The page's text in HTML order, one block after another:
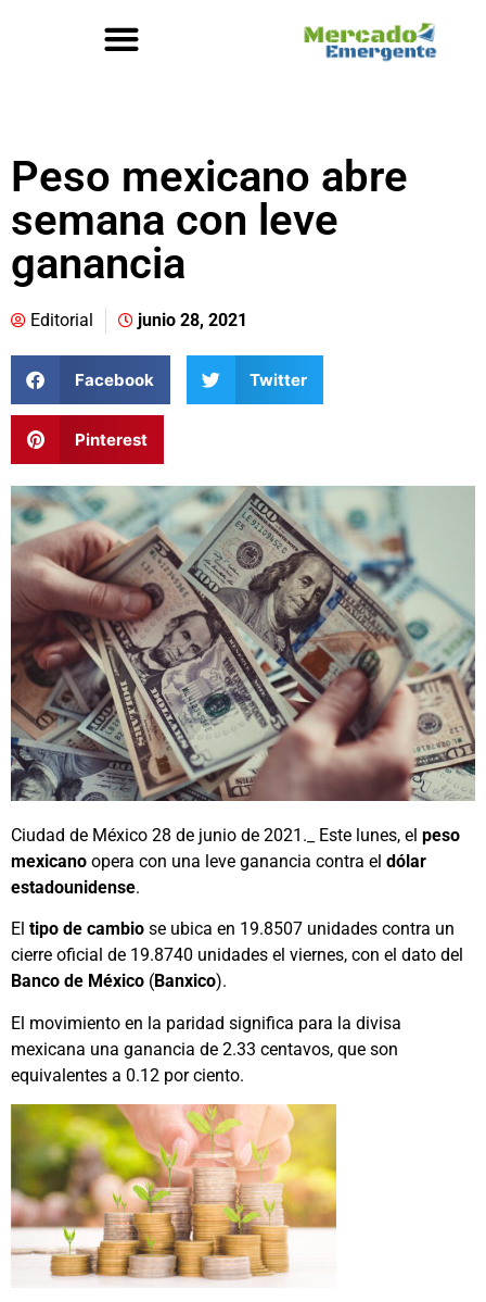
Peso mexicano abre
semana con leve
ganancia
Editorial junio 28, 2021
Facebook Twitter
Pinterest
Ciudad de México 28 de junio de 2021._ Este lunes, el peso
mexicano opera con una leve ganancia contra el dólar
estadounidense.
El tipo de cambio se ubica en 19.8507 unidades contra un
cierre oficial de 19.8740 unidades el viernes, con el dato del
Banco de México (Banxico).
El movimiento en la paridad significa para la divisa
mexicana una ganancia de 2.33 centavos, que son
equivalentes a 0.12 por ciento.